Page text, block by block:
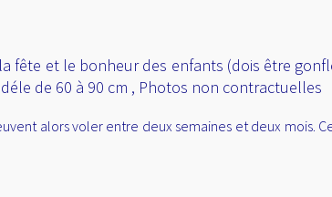
fête et le bonheur des enfants (dois être
de 60 à 90 cm , Photos non contractuelles
alors voler entre deux semaines et deux mois.